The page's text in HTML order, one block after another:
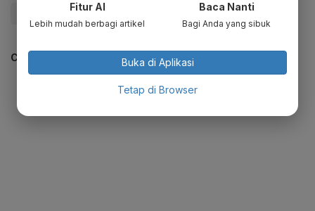
#Pemilu 2024 #Update Me
CEK JUGA DATA INI
Fitur AI
Lebih mudah berbagi artikel
Baca Nanti
Bagi Anda yang sibuk
Buka di Aplikasi
Tetap di Browser